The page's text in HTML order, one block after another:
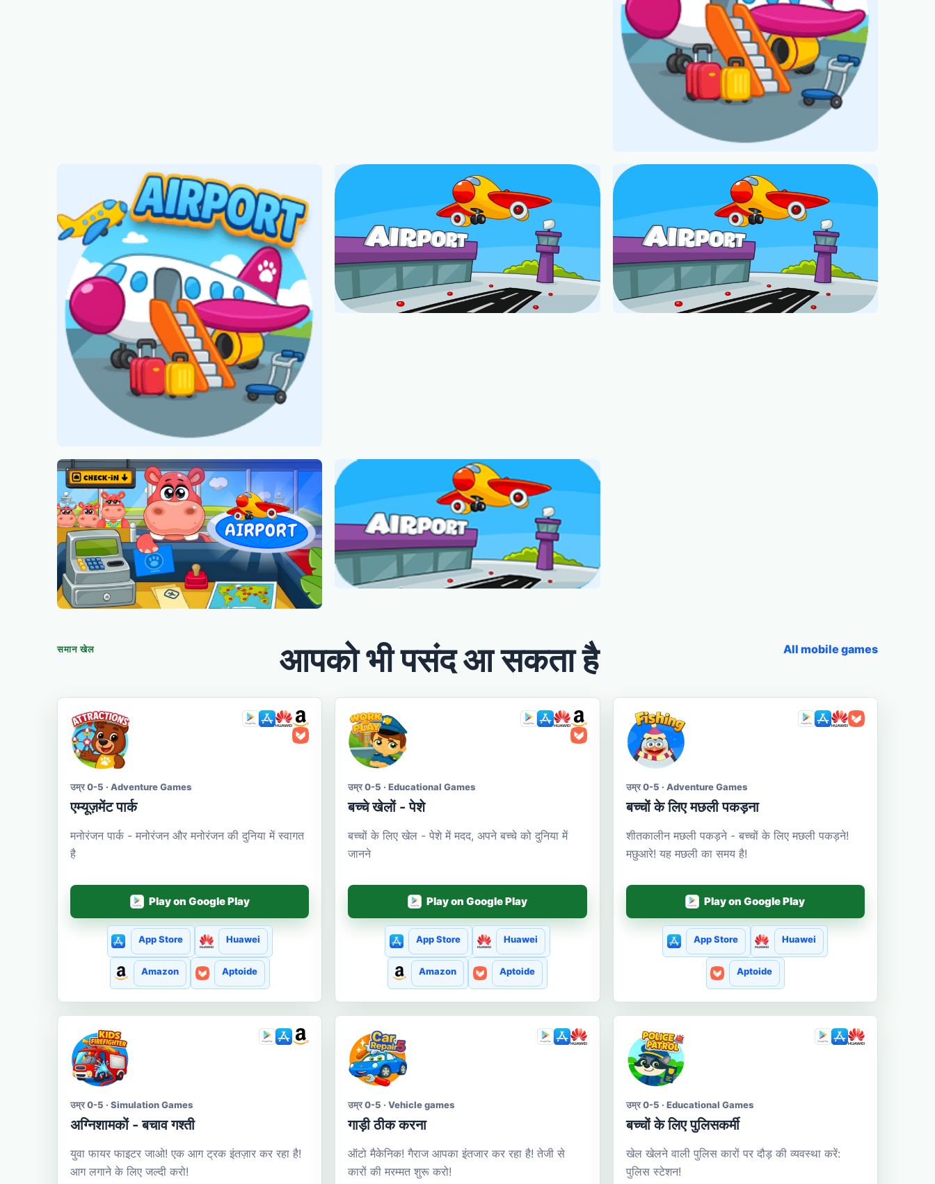
समान खेल आपको भी पसंद आ सकता है All mobile games
उम्र 0-5 · Adventure Games
एम्यूज़मेंट पार्क
मनोरंजन पार्क - मनोरंजन और मनोरंजन की दुनिया में स्वागत
है
Play on Google Play
App Store Huawei
Amazon Aptoide
उम्र 0-5 · Educational Games
बच्चे खेलों - पेशे
बच्चों के लिए खेल - पेशे में मदद, अपने बच्चे को दुनिया में
जानने
Play on Google Play
App Store Huawei
Amazon Aptoide
उम्र 0-5 · Adventure Games
बच्चों के लिए मछली पकड़ना
शीतकालीन मछली पकड़ने - बच्चों के लिए मछली पकड़ने!
मछुआरे! यह मछली का समय है!
Play on Google Play
App Store Huawei
Aptoide
उम्र 0-5 · Simulation Games
अग्निशामकों - बचाव गश्ती
युवा फायर फाइटर जाओ! एक आग ट्रक इंतज़ार कर रहा है!
आग लगाने के लिए जल्दी करो!
उम्र 0-5 · Vehicle games
गाड़ी ठीक करना
ऑटो मैकेनिक! गैराज आपका इंतजार कर रहा है! तेजी से
कारों की मरम्मत शुरू करो!
उम्र 0-5 · Educational Games
बच्चों के लिए पुलिसकर्मी
खेल खेलने वाली पुलिस कारों पर दौड़ की व्यवस्था करें:
पुलिस स्टेशन!